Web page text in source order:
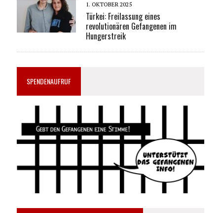
1. OKTOBER 2025
Türkei: Freilassung eines
revolutionären Gefangenen im
Hungerstreik
SPENDENAUFRUF